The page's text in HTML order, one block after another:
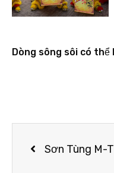
Dòng sông sôi có